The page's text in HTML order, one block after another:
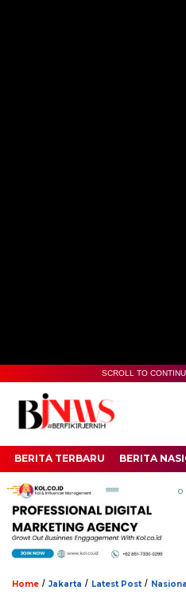
SCROLL TO
BERITA TERBARU BERITA
Home / Jakarta / Latest Post /